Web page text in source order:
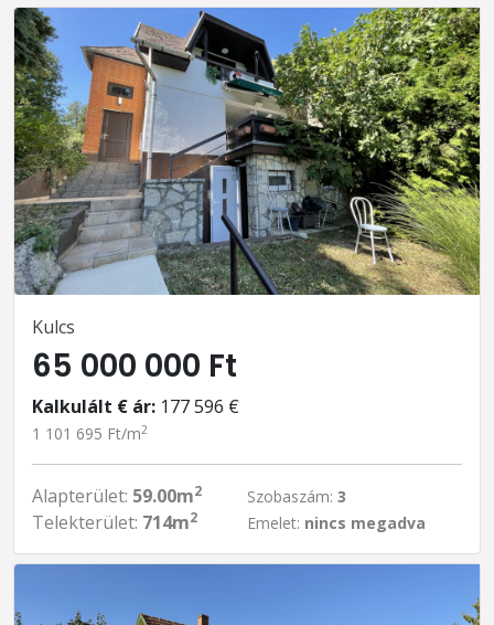
Kulcs
65 000 000 Ft
Kalkulált € ár: 177 596 €
1 101 695 Ft/m2
Alapterület: 59.00m2
Telekterület: 714m2
Szobaszám: 3
Emelet: nincs megadva